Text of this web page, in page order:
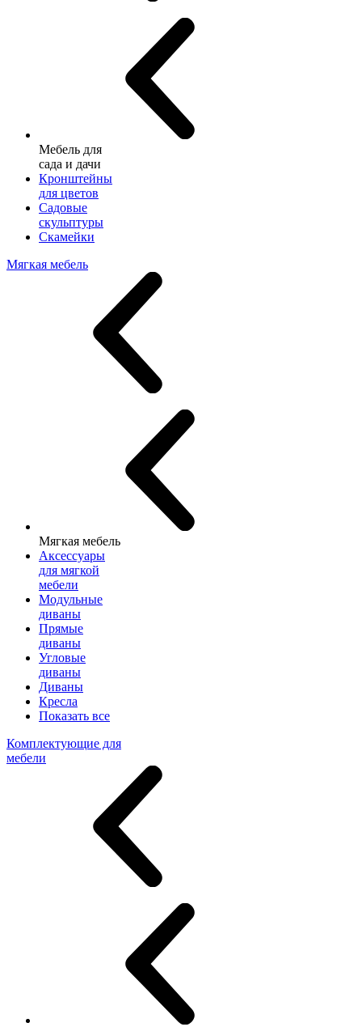
Мебель для
сада и дачи
Кронштейны
для цветов
Садовые
скульптуры
Скамейки
Мягкая мебель
Мягкая мебель
Аксессуары
для мягкой
мебели
Модульные
диваны
Прямые
диваны
Угловые
диваны
Диваны
Кресла
Показать все
Комплектующие для
мебели